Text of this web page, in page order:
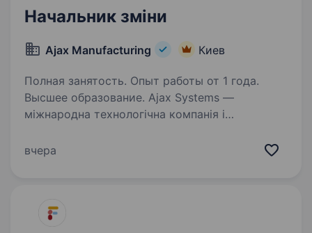
Начальник зміни
Ajax Manufacturing Киев
Полная занятость. Опыт работы от 1 года.
Высшее образование. Ajax Systems —
міжнародна технологічна компанія і
безпеки. Продуктам Ajax довіряють уже понад
вчера